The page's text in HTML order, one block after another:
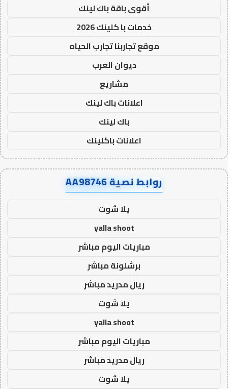
أقوى باقة باك لينك
خدمات با كلينك 2026
موقع تجاربنا تجارب الحياه
ديوان العرب
مشاريع
اعلانات باك لينك
باك لينك
اعلانات باكلينك
روابط نصية AA98746
يلا شوت
yalla shoot
مباريات اليوم مباشر
برشلونة مباشر
ريال مدريد مباشر
يلا شوت
yalla shoot
مباريات اليوم مباشر
ريال مدريد مباشر
يلا شوت